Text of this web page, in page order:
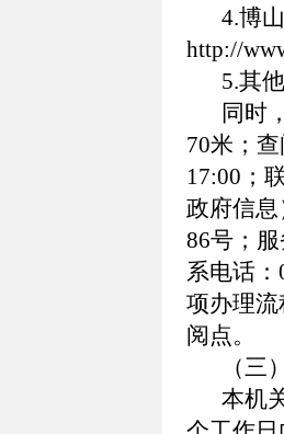
4.博
http://
5.其
同时
70米；
17:00；
政府信
86号；
系电话
项办理
阅点。
（三
本机